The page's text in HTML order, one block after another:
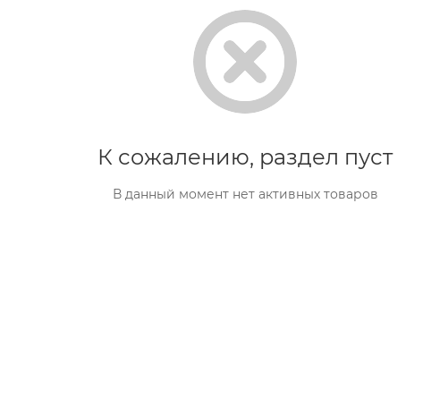
К сожалению, раздел пуст
В данный момент нет активных товаров